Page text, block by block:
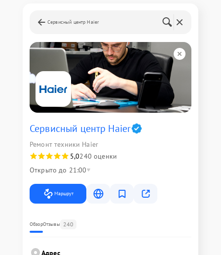
Сервисный центр Haier
Сервисный центр Haier
Ремонт техники Haier
5,0240 оценки
Открыто до 21:00
Маршрут
ОбзорОтзывы 240
Адрес